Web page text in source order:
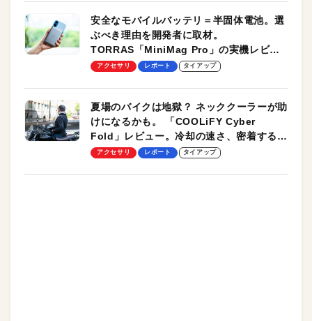
安全なモバイルバッテリ＝半固体電池。選
ぶべき理由を開発者に取材。
TORRAS「MiniMag Pro」の実機レビュ
ーも
アクセサリ レポート タイアップ
夏場のバイクは地獄？ ネッククーラーが助
けになるかも。 「COOLiFY Cyber
Fold」レビュー。冷却の速さ、密着する冷
却プレート、シンプルな操作性がグッド！
アクセサリ レポート タイアップ